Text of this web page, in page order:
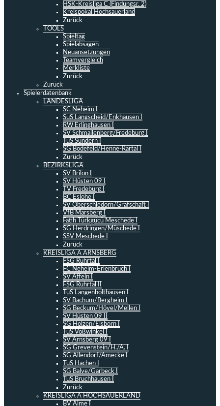
HSK-Kreisliga C (Findungsr. 2)
Kreispokal Hochsauerland
Zurück
TOOLS
Spieltag
Spielabsagen
Neuansetzungen
Teamvergleich
Merkliste
Zurück
Zurück
Spielerdatenbank
LANDESLIGA
SC Neheim I
SuS Langscheid/Enkhausen I
RW Erlinghausen I
SV Schmallenberg/Fredeburg I
TuS Sundern I
SG Bödefeld/Henne-Rartal I
Zurück
BEZIRKSLIGA
SV Brilon I
SV Hüsten 09 I
TV Fredeburg I
BC Eslohe I
SV Oberschledorn/Grafschaft I
VfB Marsberg I
Fatih Türkgücü Meschede I
SG Herdringen/Müschede I
SSV Meschede I
Zurück
KREISLIGA A ARNSBERG
FSG Ruhrtal I
FC Neheim-Erlenbruch I
SV Affeln I
FSG Ruhrtal II
TuS Langenholthausen I
SV Bachum/Bergheim I
SG Beckum/Hövel/Mellen I
SV Hüsten 09 II
SG Holzen/Eisborn I
TuS Voßwinkel I
SV Arnsberg 09 I
SG Grevenstein/H./A. I
SG Allendorf/Amecke I
TuS Hachen I
SG Balve/Garbeck I
TuS Bruchhausen I
Zurück
KREISLIGA A HOCHSAUERLAND
BV Alme I